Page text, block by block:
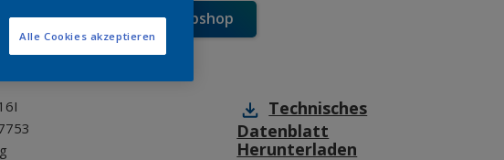
Bestellen Sie direkt im Webshop
Technisches
Datenblatt
Herunterladen
Alle Cookies akzeptieren